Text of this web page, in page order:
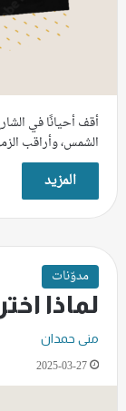
أقف أحيانًا في
الشمس، وأراقب
المزيد
مدوّنات
لماذا
منى حمدان
2025-03-27